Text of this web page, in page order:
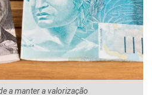
a manter a valorização